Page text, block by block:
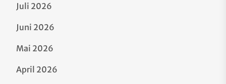
Juli 2026
Juni 2026
Mai 2026
April 2026